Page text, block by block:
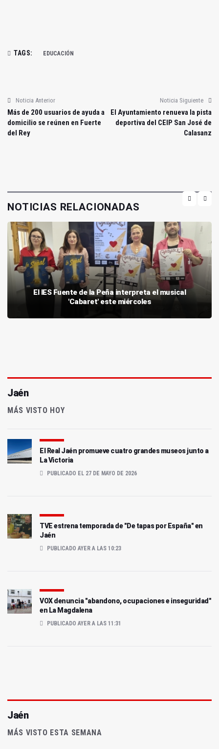
TAGS: EDUCACIÓN
Noticia Anterior
Más de 200 usuarios de ayuda a
domicilio se reúnen en Fuerte
del Rey
Noticia Siguiente
El Ayuntamiento renueva la pista
deportiva del CEIP San José de
Calasanz
NOTICIAS RELACIONADAS
El IES Fuente de la Peña interpreta el musical
'Cabaret' este miércoles
Jaén
MÁS VISTO HOY
El Real Jaén promueve cuatro grandes museos junto a
La Victoria
PUBLICADO EL 27 DE MAYO DE 2026
TVE estrena temporada de "De tapas por España" en
Jaén
PUBLICADO AYER A LAS 10:23
VOX denuncia "abandono, ocupaciones e inseguridad"
en La Magdalena
PUBLICADO AYER A LAS 11:31
Jaén
MÁS VISTO ESTA SEMANA